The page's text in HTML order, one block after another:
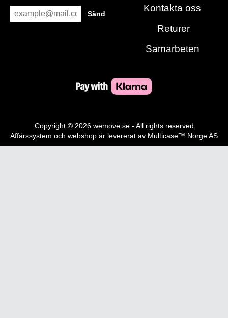
Kontakta oss
Returer
Samarbeten
Copyright © 2026 wemove.se - All rights reserved
Affärssystem och webshop är levererat av Multicase™ Norge AS